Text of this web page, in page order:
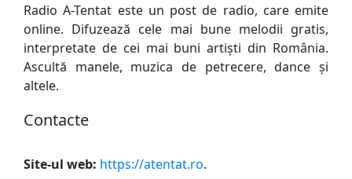
Radio A-Tentat este un post de radio, care emite
online. Difuzează cele mai bune melodii gratis,
interpretate de cei mai buni artişti din România.
Ascultă manele, muzica de petrecere, dance şi
altele.
Сontacte
Site-ul web: https://atentat.ro.